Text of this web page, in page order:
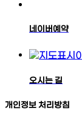
네이버예약
오시는 길
개인정보 처리방침